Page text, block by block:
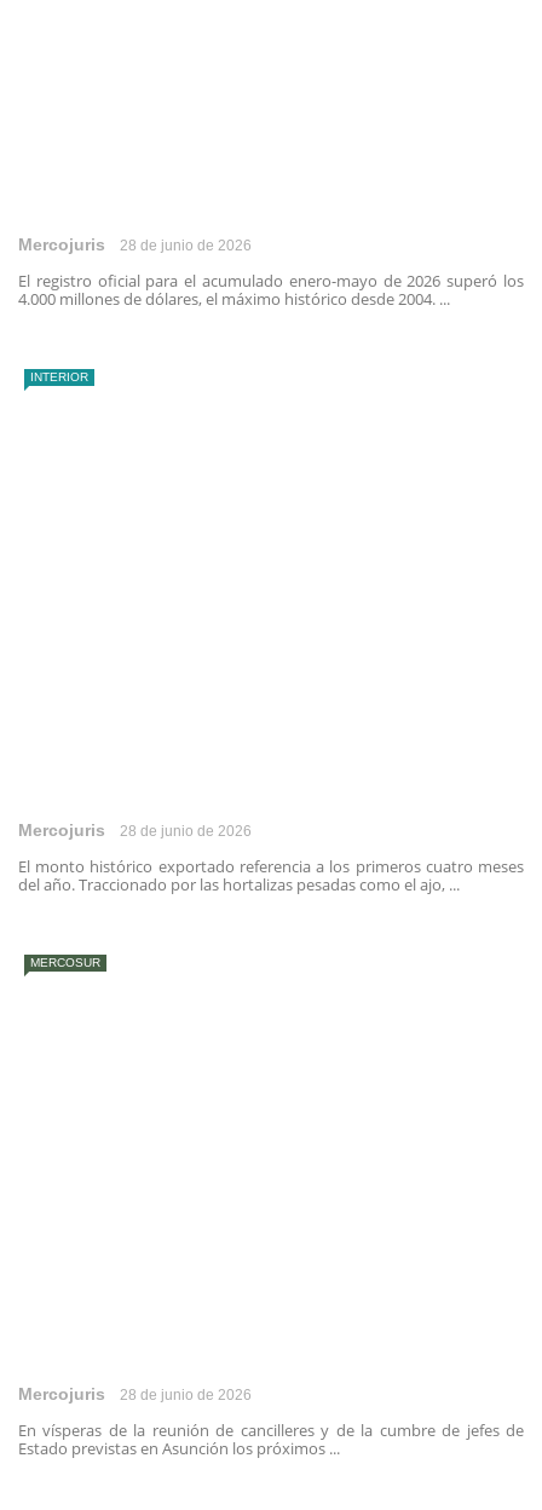
Mercojuris 28 de junio de 2026
El registro oficial para el acumulado enero-mayo de 2026 superó los
4.000 millones de dólares, el máximo histórico desde 2004. ...
INTERIOR
Mercojuris 28 de junio de 2026
El monto histórico exportado referencia a los primeros cuatro meses
del año. Traccionado por las hortalizas pesadas como el ajo, ...
MERCOSUR
Mercojuris 28 de junio de 2026
En vísperas de la reunión de cancilleres y de la cumbre de jefes de
Estado previstas en Asunción los próximos ...